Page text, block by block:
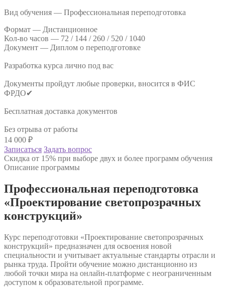
Вид обучения — Профессиональная переподготовка
Формат — Дистанционное
Кол-во часов — 72 / 144 / 260 / 520 / 1040
Документ — Диплом о переподготовке
Разработка курса лично под вас
Документы пройдут любые проверки, вносится в ФИС
ФРДО✔
Бесплатная доставка документов
Без отрыва от работы
14 000 ₽
Записаться Задать вопрос
Скидка от 15% при выборе двух и более программ обучения
Описание программы
Профессиональная переподготовка
«Проектирование светопрозрачных
конструкций»
Курс переподготовки «Проектирование светопрозрачных
конструкций» предназначен для освоения новой
специальности и учитывает актуальные стандарты отрасли и
рынка труда. Пройти обучение можно дистанционно из
любой точки мира на онлайн-платформе с неограниченным
доступом к образовательной программе.